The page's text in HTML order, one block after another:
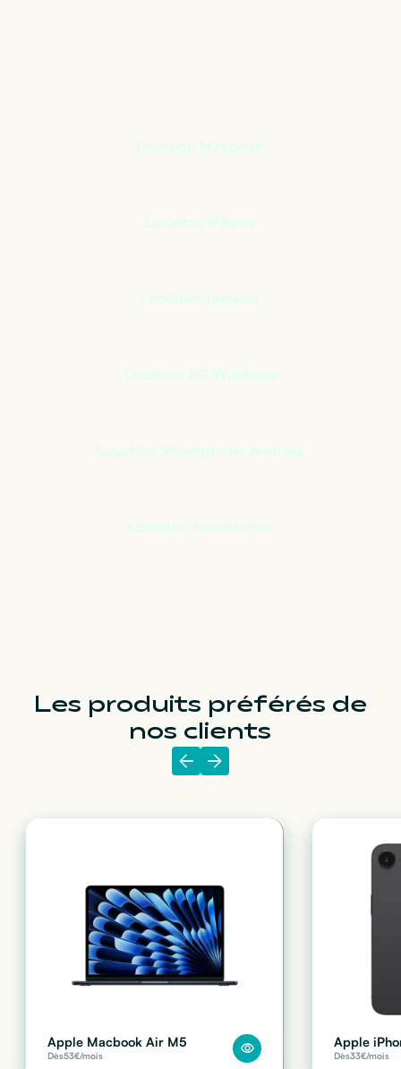
Location Macbook
Location iPhone
Location Tablette
Location PC Windows
Location Smartphone Android
Location Accessoires
Les produits préférés de
nos clients
Apple Macbook Air M5
Dès53€/mois
Apple
Dès33€/mois